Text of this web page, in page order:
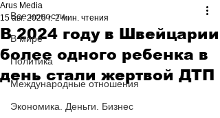
Все новости
В мире
Политика
Международные отношения
Экономика. Деньги. Бизнес
В 2024 году в Швейцарии
более одного ребенка в
день стали жертвой ДТП
Arus Media
15 авг. 2025 г. 2 мин. чтения